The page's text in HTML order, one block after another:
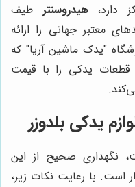
دارد،هیدروسنتر طیف
معتبر جهانی را ارائه
"یدک ماشین آریا" که
یدکی را با قیمت
یدکی بلدوزر
نگهداری صحیح از این
است. با رعایت نکات زیر،